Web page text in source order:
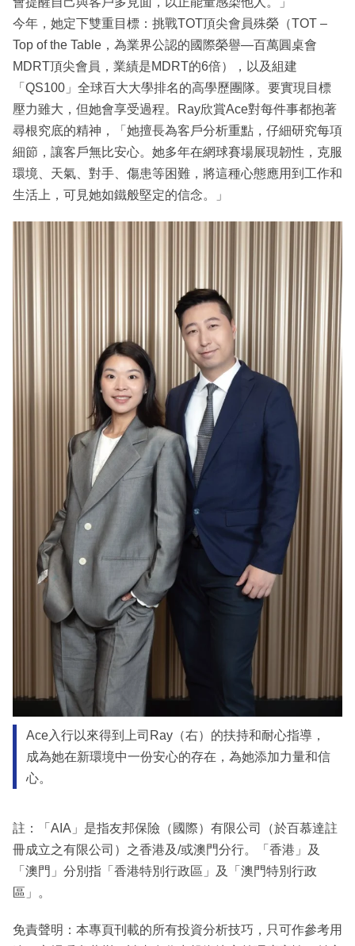
今年，她定下雙重目標：挑戰TOT頂尖會員殊榮（TOT –
Top of the Table，為業界公認的國際榮譽—百萬圓桌會
MDRT頂尖會員，業績是MDRT的6倍），以及組建
「QS100」全球百大大學排名的高學歷團隊。要實現目標
壓力雖大，但她會享受過程。Ray欣賞Ace對每件事都抱著
尋根究底的精神，「她擅長為客戶分析重點，仔細研究每項
細節，讓客戶無比安心。她多年在網球賽場展現韌性，克服
環境、天氣、對手、傷患等困難，將這種心態應用到工作和
生活上，可見她如鐵般堅定的信念。」
Ace入行以來得到上司Ray（右）的扶持和耐心指導，
成為她在新環境中一份安心的存在，為她添加力量和信
心。
註：「AIA」是指友邦保險（國際）有限公司（於百慕達註
冊成立之有限公司）之香港及/或澳門分行。「香港」及
「澳門」分別指「香港特別行政區」及「澳門特別行政
區」。
免責聲明：本專頁刊載的所有投資分析技巧，只可作參考用